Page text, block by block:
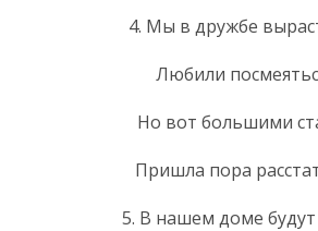
4. Мы в дружбе
Любили
Но вот большими
Пришла пора
5. В нашем доме